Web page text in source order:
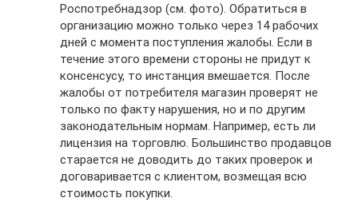
Роспотребнадзор (см. фото). Обратиться в
организацию можно только через 14 рабочих
дней с момента поступления жалобы. Если в
течение этого времени стороны не придут к
консенсусу, то инстанция вмешается. После
жалобы от потребителя магазин проверят не
только по факту нарушения, но и по другим
законодательным нормам. Например, есть ли
лицензия на торговлю. Большинство продавцов
старается не доводить до таких проверок и
договаривается с клиентом, возмещая всю
стоимость покупки.